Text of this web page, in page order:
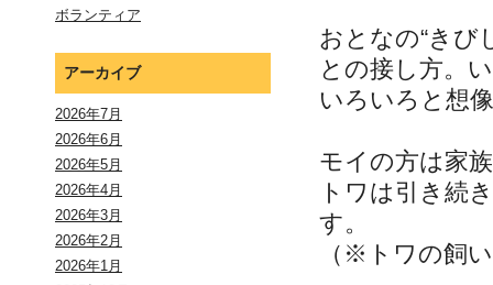
ボランティア
アーカイブ
2026年7月
2026年6月
2026年5月
2026年4月
2026年3月
2026年2月
2026年1月
おとなの“きび
との接し方。
いろいろと想
モイの方は家
トワは引き続
す。
（※トワの飼